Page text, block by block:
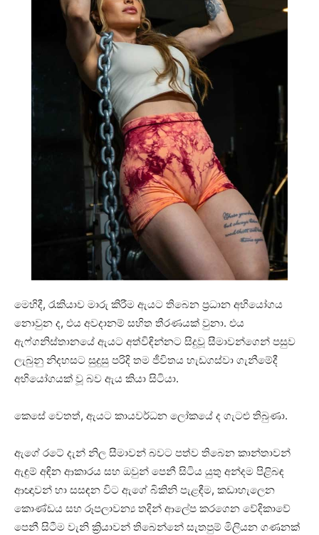
මෙහිදී, රැකියාව මාරු කිරීම ඇයට තිබෙන ප්‍රධාන අභියෝගය
නොවුන ද, එය අවදානම් සහිත තීරණයක් වුනා. එය
ඇෆ්ගනිස්තානයේ ඇයට අත්විඳින්නට සිදුවූ සීමාවන්ගෙන් පසුව
ලැබුනු නිදහසට සුදුසු පරිදි තම ජීවිතය හැඩගස්වා ගැනීමේදී
අභියෝගයක් වූ බව ඇය කියා සිටියා.
කෙසේ වෙතත්, ඇයට කායවර්ධන ලෝකයේ ද ගැටළු තිබුණා.
ඇගේ රටේ දැන් නිල සීමාවන් බවට පත්ව තිබෙන කාන්තාවන්
ඇඳුම් අඳින ආකාරය සහ ඔවුන් පෙනී සිටිය යුතු අන්දම පිළිබඳ
ආඥාවන් හා සසඳන විට ඇගේ බිකිනි පැළඳීම, කඩාහැලෙන
කොණ්ඩය සහ රූපලාවන්‍ය තදින් ආලේප කරගෙන වේදිකාවේ
පෙනී සිටීම වැනි ක්‍රියාවන් තිබෙන්නේ සැතපුම් මිලියන ගණනක්